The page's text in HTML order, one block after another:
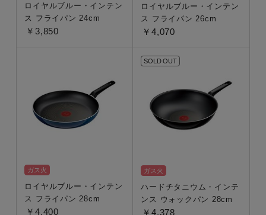
ご利用ガイド
ご注文について
お支払い・配送について
返品について
製品・保証について
ロイヤルブルー・インテン
ス フライパン 24cm
￥3,850
ロイヤルブルー・インテン
ス フライパン 26cm
￥4,070
ガス火
ロイヤルブルー・インテン
ス フライパン 28cm
￥4,400
SOLD OUT
ガス火
ハードチタニウム・インテ
ンス ウォックパン 28cm
￥4,378